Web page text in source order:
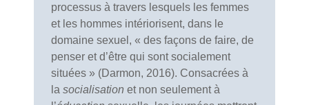
processus à travers lesquels les femmes
et les hommes intériorisent, dans le
domaine sexuel, « des façons de faire, de
penser et d’être qui sont socialement
situées » (Darmon, 2016). Consacrées à
la socialisation et non seulement à